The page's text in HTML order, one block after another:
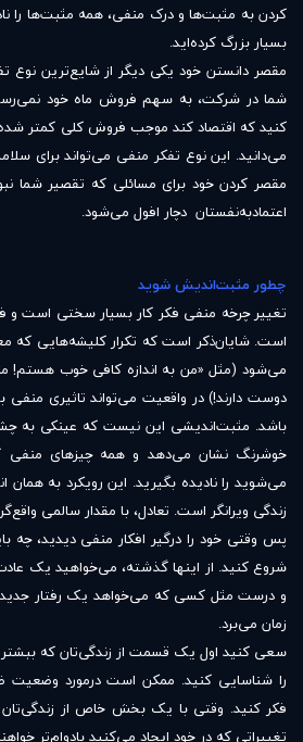
کردن به مثبت‌ها و درک منفی، همه مثبت‌ها را
بسیار بزرگ کرده‌اید.
مقصر دانستن خود یکی دیگر از شایع‌ترین
شما در شرکت، به سهم فروش ماه خود
کنید که اقتصاد کند موجب فروش کلی کمتر
می‌دانید. این نوع تفکر منفی می‌تواند برای
مقصر کردن خود برای مسائلی که تقصیر شما
اعتمادبه‌نفستان دچار افول می‌شود.
چطور مثبت‌اندیش شوید
تغییر چرخه منفی فکر کار بسیار سختی است و
است. شایان‌ذکر است که تکرار کلیشه‌هایی که
می‌شود (مثل «من به اندازه کافی خوب هستم!
دوست دارند!) در واقعیت می‌تواند تاثیری منفی
باشد. مثبت‌اندیشی این نیست که عینکی به
خوشرنگ نشان می‌دهد و همه چیزهای منفی
می‌شوید را نادیده بگیرید. این رویکرد به همان
زندگی ویرانگر است. تعادل، با مقدار سالمی
پس وقتی خود را درگیر افکار منفی دیدید، چه
شروع کنید. از اینها گذشته، می‌خواهید یک
و درست مثل کسی که می‌خواهد یک رفتار جدید
زمان می‌برد.
سعی کنید اول یک قسمت از زندگی‌تان که
را شناسایی کنید. ممکن است درمورد وضعیت
فکر کنید. وقتی با یک بخش خاص از
تغییراتی که در خود ایجاد می‌کنید بادوام‌تر